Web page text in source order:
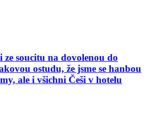
ze soucitu na dovolenou do
ostudu, že jsme se hanbou
ale i všichni Češi v hotelu